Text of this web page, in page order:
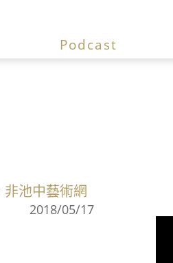
Podcast
非池中藝術網
2018/05/17